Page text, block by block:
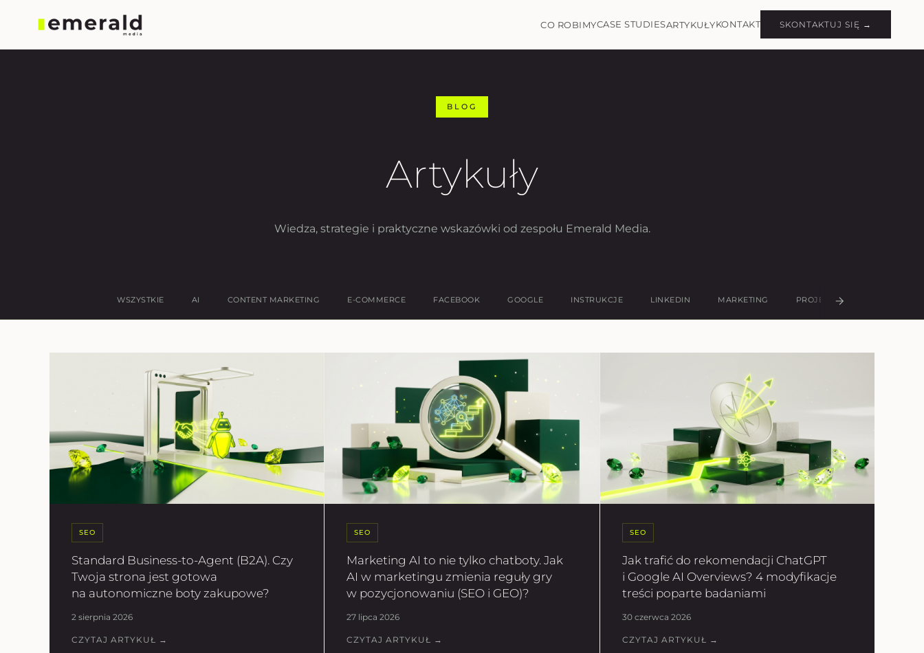
CO ROBIMYCASE STUDIESARTYKUŁYKONTAKT SKONTAKTUJ SIĘ →
BLOG
Artykuły
Wiedza, strategie i praktyczne wskazówki od zespołu Emerald Media.
WSZYSTKIE AI CONTENT MARKETING E-COMMERCE FACEBOOK GOOGLE INSTRUKCJE LINKEDIN MARKETING PROJEKTOWANIE UX/UI
SEO
Standard Business-to-Agent (B2A). Czy
Twoja strona jest gotowa
na autonomiczne boty zakupowe?
2 sierpnia 2026
CZYTAJ ARTYKUŁ →
SEO
Marketing AI to nie tylko chatboty. Jak
AI w marketingu zmienia reguły gry
w pozycjonowaniu (SEO i GEO)?
27 lipca 2026
CZYTAJ ARTYKUŁ →
SEO
Jak trafić do rekomendacji ChatGPT
i Google AI Overviews? 4 modyfikacje
treści poparte badaniami
30 czerwca 2026
CZYTAJ ARTYKUŁ →